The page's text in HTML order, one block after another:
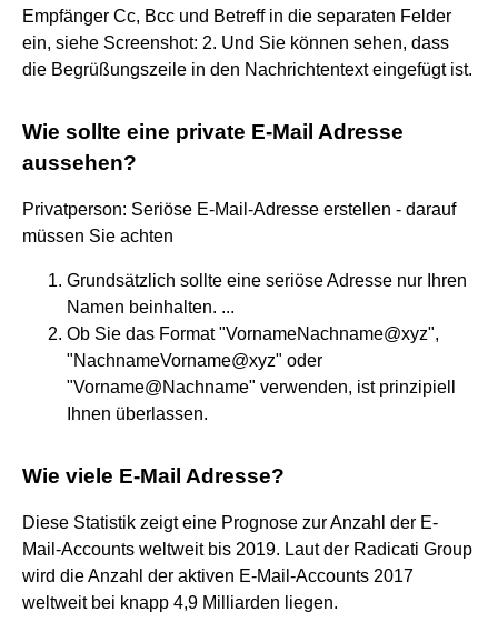
Empfänger Cc, Bcc und Betreff in die separaten Felder
ein, siehe Screenshot: 2. Und Sie können sehen, dass
die Begrüßungszeile in den Nachrichtentext eingefügt ist.
Wie sollte eine private E-Mail Adresse
aussehen?
Privatperson: Seriöse E-Mail-Adresse erstellen - darauf
müssen Sie achten
Grundsätzlich sollte eine seriöse Adresse nur Ihren
Namen beinhalten. ...
Ob Sie das Format "VornameNachname@xyz",
"NachnameVorname@xyz" oder
"Vorname@Nachname" verwenden, ist prinzipiell
Ihnen überlassen.
Wie viele E-Mail Adresse?
Diese Statistik zeigt eine Prognose zur Anzahl der E-
Mail-Accounts weltweit bis 2019. Laut der Radicati Group
wird die Anzahl der aktiven E-Mail-Accounts 2017
weltweit bei knapp 4,9 Milliarden liegen.